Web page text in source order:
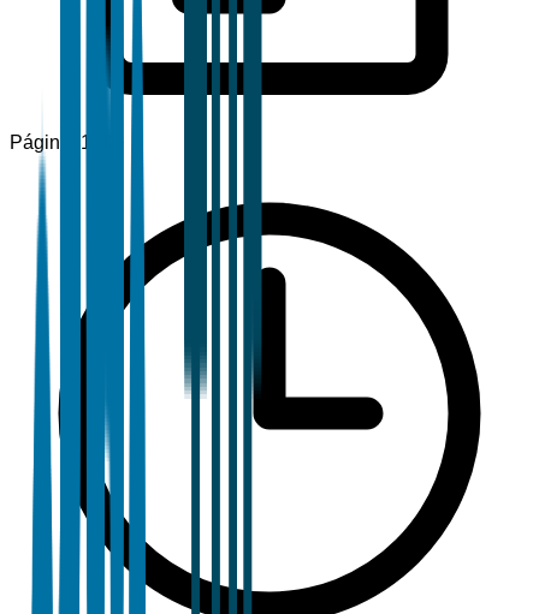
Páginas 120+